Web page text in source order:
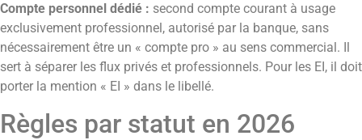
Compte personnel dédié : second compte courant à usage
exclusivement professionnel, autorisé par la banque, sans
nécessairement être un « compte pro » au sens commercial. Il
sert à séparer les flux privés et professionnels. Pour les EI, il doit
porter la mention « EI » dans le libellé.
Règles par statut en 2026